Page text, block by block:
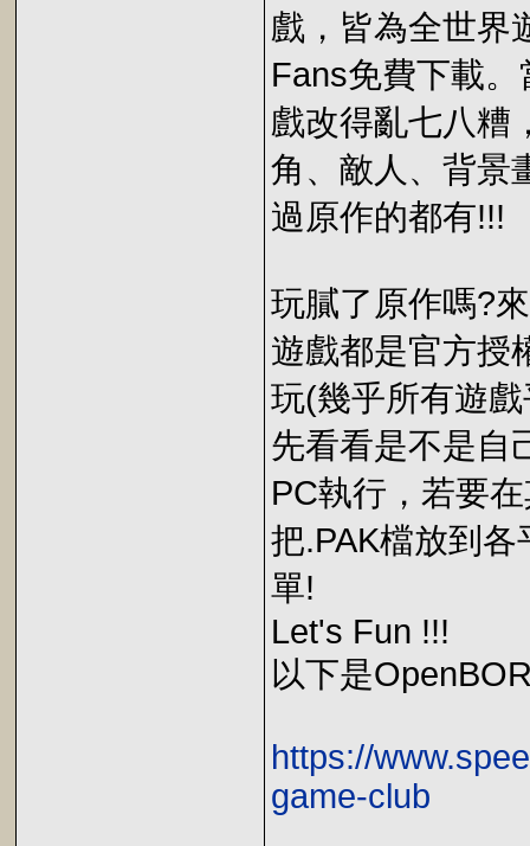
戲，皆為全世界
Fans免費下載
戲改得亂七八糟
角、敵人、背景
過原作的都有!!!
玩膩了原作嗎?
遊戲都是官方授
玩(幾乎所有遊
先看看是不是自
PC執行，若要
把.PAK檔放到
單!
Let's Fun !!!
以下是
https://
game-club